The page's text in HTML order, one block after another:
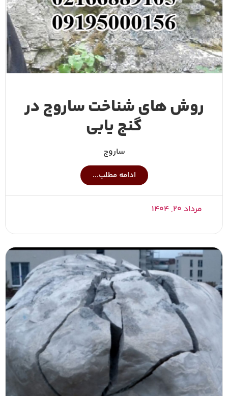
روش های شناخت ساروج در
گنج یابی
ساروج
ادامه مطلب...
مرداد ۲۰, ۱۴۰۴